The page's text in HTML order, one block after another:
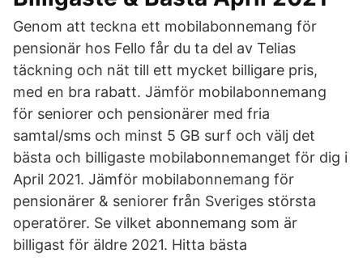
Genom att teckna ett mobilabonnemang för
pensionär hos Fello får du ta del av Telias
täckning och nät till ett mycket billigare pris,
med en bra rabatt. Jämför mobilabonnemang
för seniorer och pensionärer med fria
samtal/sms och minst 5 GB surf och välj det
bästa och billigaste mobilabonnemanget för dig i
April 2021. Jämför mobilabonnemang för
pensionärer & seniorer från Sveriges största
operatörer. Se vilket abonnemang som är
billigast för äldre 2021. Hitta bästa